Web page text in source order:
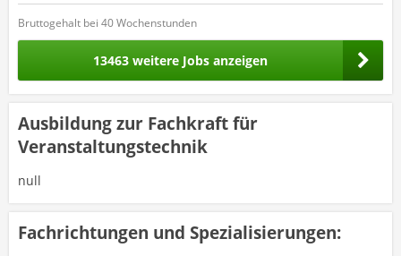
Bruttogehalt bei 40 Wochenstunden
13463 weitere Jobs anzeigen
Ausbildung zur Fachkraft für
Veranstaltungstechnik
null
Fachrichtungen und Spezialisierungen: